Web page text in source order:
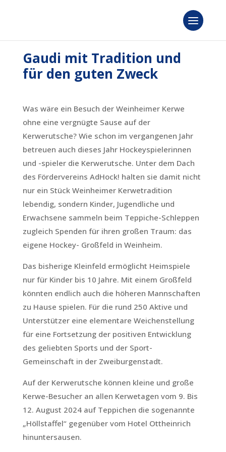
Gaudi mit Tradition und
für den guten Zweck
Was wäre ein Besuch der Weinheimer Kerwe
ohne eine vergnügte Sause auf der
Kerwerutsche? Wie schon im vergangenen Jahr
betreuen auch dieses Jahr Hockeyspielerinnen
und -spieler die Kerwerutsche. Unter dem Dach
des Fördervereins AdHock! halten sie damit nicht
nur ein Stück Weinheimer Kerwetradition
lebendig, sondern Kinder, Jugendliche und
Erwachsene sammeln beim Teppiche-Schleppen
zugleich Spenden für ihren großen Traum: das
eigene Hockey- Großfeld in Weinheim.
Das bisherige Kleinfeld ermöglicht Heimspiele
nur für Kinder bis 10 Jahre. Mit einem Großfeld
könnten endlich auch die höheren Mannschaften
zu Hause spielen. Für die rund 250 Aktive und
Unterstützer eine elementare Weichenstellung
für eine Fortsetzung der positiven Entwicklung
des geliebten Sports und der Sport-
Gemeinschaft in der Zweiburgenstadt.
Auf der Kerwerutsche können kleine und große
Kerwe-Besucher an allen Kerwetagen vom 9. Bis
12. August 2024 auf Teppichen die sogenannte
„Höllstaffel“ gegenüber vom Hotel Ottheinrich
hinuntersausen.